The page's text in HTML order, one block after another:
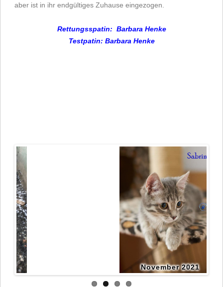
aber ist in ihr endgültiges Zuhause eingezogen.
Rettungsspatin: Barbara Henke
Testpatin: Barbara Henke
November 2021